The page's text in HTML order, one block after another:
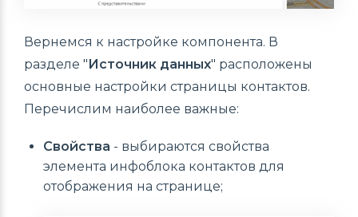
Вернемся к настройке компонента. В
разделе " Источник данных" расположены
основные настройки страницы контактов.
Перечислим наиболее важные:
Свойства - выбираются свойства
элемента инфоблока контактов для
отображения на странице;